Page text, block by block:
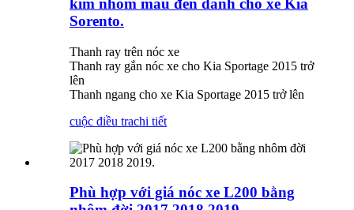
kim nhôm màu đen dành cho xe Kia
Sorento.
Thanh ray trên nóc xe
Thanh ray gắn nóc xe cho Kia Sportage 2015 trở
lên
Thanh ngang cho xe Kia Sportage 2015 trở lên
cuộc điều trachi tiết
Phù hợp với giá nóc xe L200 bằng